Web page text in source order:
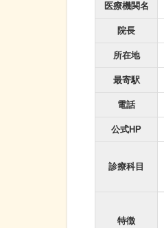
医療機関名
院長
所在地
最寄駅
電話
公式HP
診療科目
特徴